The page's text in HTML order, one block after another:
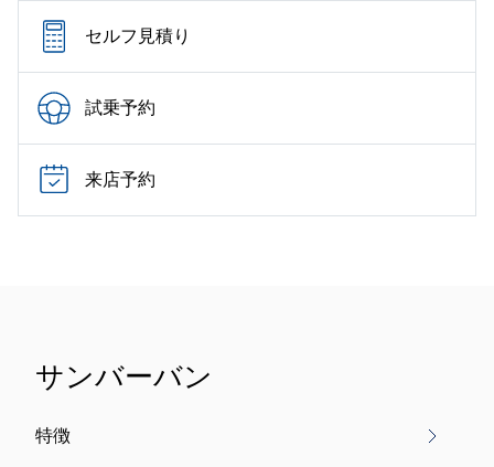
セルフ見積り
試乗予約
来店予約
サンバーバン
特徴